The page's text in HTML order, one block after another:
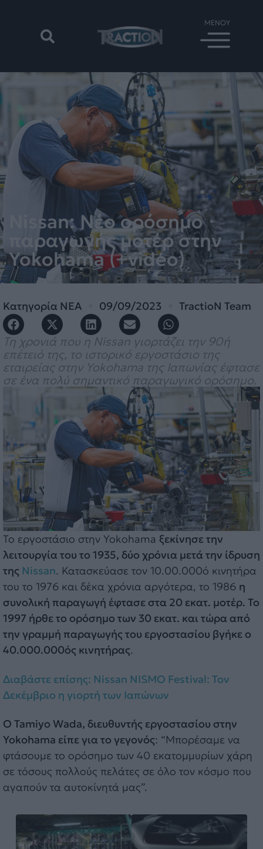
Nissan: Νέο ορόσημο
παραγωγής μοτέρ στην
Yokohama (+video)
Κατηγορία ΝΕΑ 09/09/2023 TractioN Team
Τη χρονιά που η Nissan γιορτάζει την 90ή
επέτειό της, το ιστορικό εργοστάσιο της
εταιρείας στην Yokohama της Ιαπωνίας έφτασε
σε ένα πολύ σημαντικό παραγωγικό ορόσημο.
Το εργοστάσιο στην Yokohama ξεκίνησε την
λειτουργία του το 1935, δύο χρόνια μετά την ίδρυση
της Nissan. Κατασκεύασε τον 10.00.000ό κινητήρα
του το 1976 και δέκα χρόνια αργότερα, το 1986 η
συνολική παραγωγή έφτασε στα 20 εκατ. μοτέρ. Το
1997 ήρθε το ορόσημο των 30 εκατ. και τώρα από
την γραμμή παραγωγής του εργοστασίου βγήκε ο
40.000.000ός κινητήρας.
Διαβάστε επίσης: Nissan NISMO Festival: Τον
Δεκέμβριο η γιορτή των Ιαπώνων
Ο Tamiyo Wada, διευθυντής εργοστασίου στην
Yokohama είπε για το γεγονός: “Μπορέσαμε να
φτάσουμε το ορόσημο των 40 εκατομμυρίων χάρη
σε τόσους πολλούς πελάτες σε όλο τον κόσμο που
αγαπούν τα αυτοκίνητά μας”.